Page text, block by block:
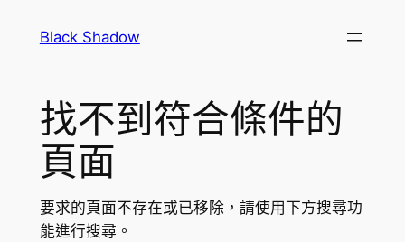
Black Shadow
找不到符合條件的
頁面
要求的頁面不存在或已移除，請使用下方搜尋功
能進行搜尋。